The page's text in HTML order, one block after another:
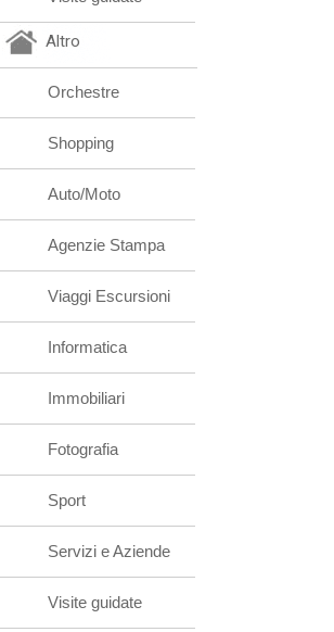
Altro
Orchestre
Shopping
Auto/Moto
Agenzie Stampa
Viaggi Escursioni
Informatica
Immobiliari
Fotografia
Sport
Servizi e Aziende
Visite guidate